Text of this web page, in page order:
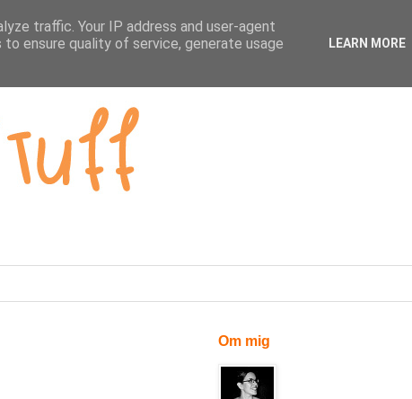
Om mig
traffic. Your IP address and user-agent
ensure quality of service, generate usage
LEARN MORE